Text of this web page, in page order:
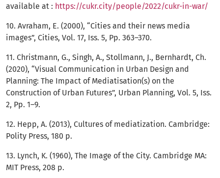
available at : https://cukr.city/people/2022/cukr-in-war/
10. Avraham, Е. (2000), “Cities and their news media
images”, Cities, Vol. 17, Iss. 5, Pр. 363–370.
11. Christmann, G., Singh, A., Stollmann, J., Bernhardt, Ch.
(2020), “Visual Communication in Urban Design and
Planning: The Impact of Mediatisation(s) on the
Construction of Urban Futures”, Urban Planning, Vol. 5, Iss.
2, Рp. 1–9.
12. Hepp, A. (2013), Cultures of mediatization. Cambridge:
Polity Press, 180 р.
13. Lynch, K. (1960), The Image of the City. Cambridge MA:
MIT Press, 208 р.